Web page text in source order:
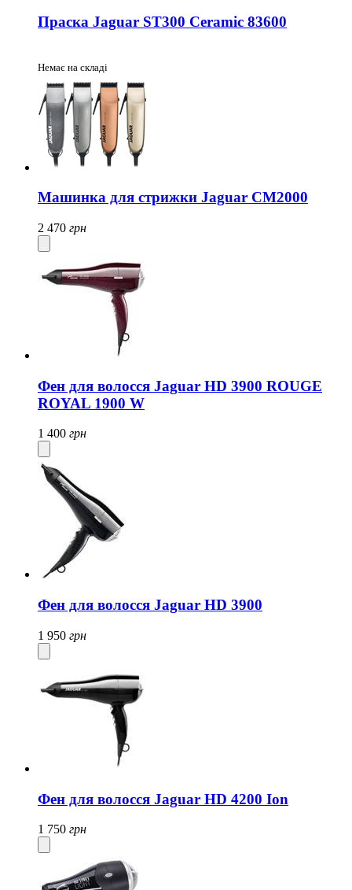
Праска Jaguar ST300 Ceramic 83600
Немає на складі
Машинка для стрижки Jaguar CM2000
2 470 грн
Фен для волосся Jaguar НD 3900 ROUGE
ROYAL 1900 W
1 400 грн
Фен для волосся Jaguar НD 3900
1 950 грн
Фен для волосся Jaguar HD 4200 Ion
1 750 грн